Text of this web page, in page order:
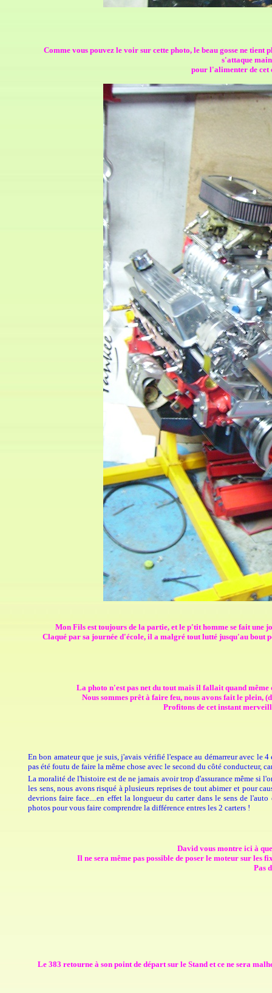
Comme vous pouvez le voir sur cette photo, le beau gosse ne
s'attaque
pour l'alimenter de cet
Mon Fils est toujours de la partie, et le p'tit homme se fait une
Claqué par sa journée d'école, il a malgré tout lutté jusqu'au
La photo n'est pas net du tout mais il fallait quand
Nous sommes prêt à faire feu, nous avons fait le plein,
Profitons de cet instant
En bon amateur que je suis, j'avais vérifié l'espace au démarreur avec le
pas été foutu de faire la même chose avec le second du côté conducteur,
La moralité de l'histoire est de ne jamais avoir trop d'assurance même si
les sens, nous avons risqué à plusieurs reprises de tout abimer et pour
devrions faire face....en effet la longueur du carter dans le sens de
photos pour vous faire comprendre la différence entres les 2 carters !
David vous montre ici à
Il ne sera même pas possible de poser le moteur sur
Pas
Le 383 retourne à son point de départ sur le Stand et ce ne sera